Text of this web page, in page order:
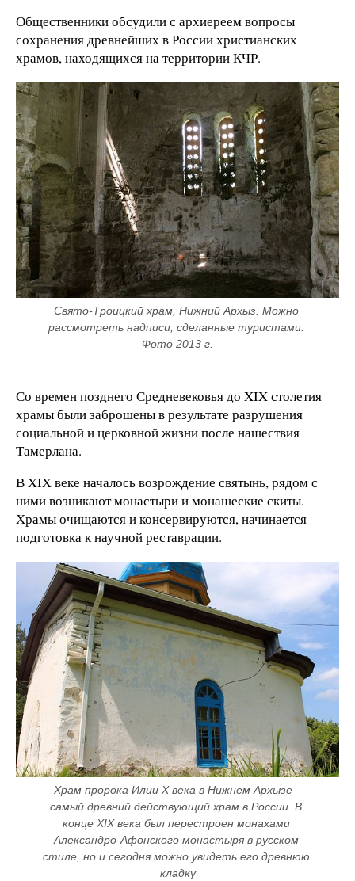
Общественники обсудили с архиереем вопросы
сохранения древнейших в России христианских
храмов, находящихся на территории КЧР.
Свято-Троицкий храм, Нижний Архыз. Можно
рассмотреть надписи, сделанные туристами.
Фото 2013 г.
Со времен позднего Средневековья до XIX столетия
храмы были заброшены в результате разрушения
социальной и церковной жизни после нашествия
Тамерлана.
В XIX веке началось возрождение святынь, рядом с
ними возникают монастыри и монашеские скиты.
Храмы очищаются и консервируются, начинается
подготовка к научной реставрации.
Храм пророка Илии X века в Нижнем Архызе–
самый древний действующий храм в России. В
конце XIX века был перестроен монахами
Александро-Афонского монастыря в русском
стиле, но и сегодня можно увидеть его древнюю
кладку